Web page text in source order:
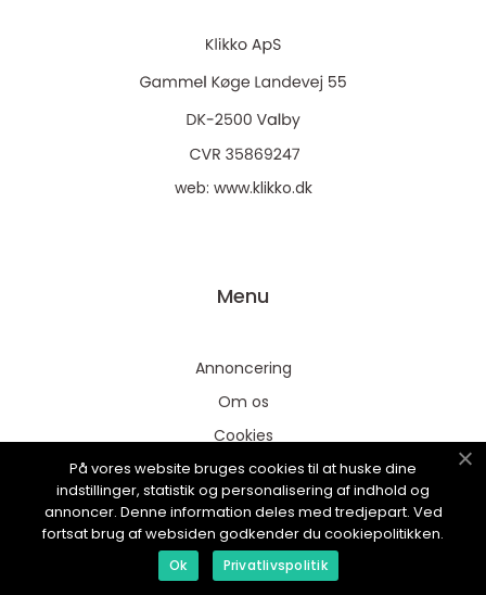
web: www.klikko.dk
Menu
Annoncering
Om os
Cookies
Kontakt os
Sitemap
På vores website bruges cookies til at huske dine
indstillinger, statistik og personalisering af indhold og
annoncer. Denne information deles med tredjepart. Ved
fortsat brug af websiden godkender du cookiepolitikken.
Ok Privatlivspolitik